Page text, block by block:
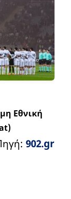
Εθνική
902.gr